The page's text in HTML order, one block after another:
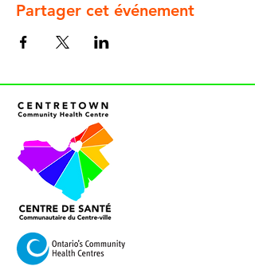
Partager cet événement